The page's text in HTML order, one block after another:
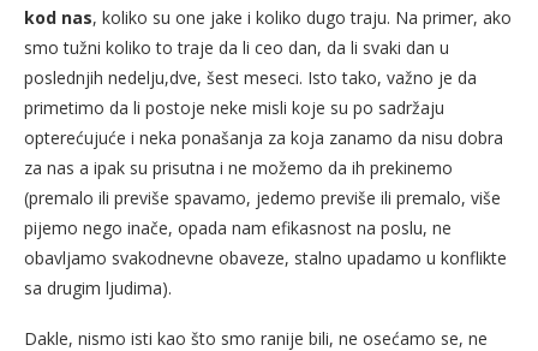
kod nas, koliko su one jake i koliko dugo traju. Na primer, ako
smo tužni koliko to traje da li ceo dan, da li svaki dan u
poslednjih nedelju,dve, šest meseci. Isto tako, važno je da
primetimo da li postoje neke misli koje su po sadržaju
opterećujuće i neka ponašanja za koja zanamo da nisu dobra
za nas a ipak su prisutna i ne možemo da ih prekinemo
(premalo ili previše spavamo, jedemo previše ili premalo, više
pijemo nego inače, opada nam efikasnost na poslu, ne
obavljamo svakodnevne obaveze, stalno upadamo u konflikte
sa drugim ljudima).
Dakle, nismo isti kao što smo ranije bili, ne osećamo se, ne